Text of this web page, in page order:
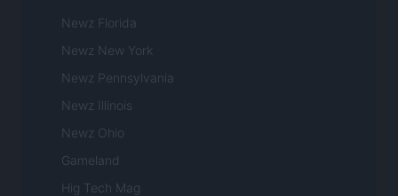
Newz Florida
Newz New York
Newz Pennsylvania
Newz Illinois
Newz Ohio
Gameland
Hig Tech Mag